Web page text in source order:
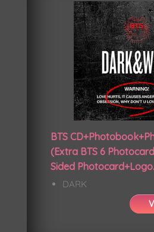
BTS
(Extra BTS 6
Sided
DARK